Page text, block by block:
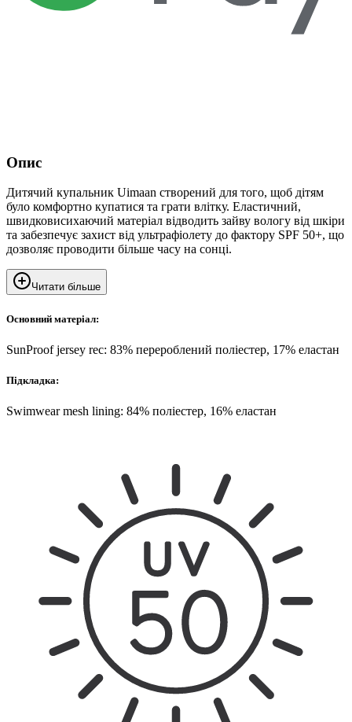
Опис
Дитячий купальник Uimaan створений для того, щоб дітям
було комфортно купатися та грати влітку. Еластичний,
швидковисихаючий матеріал відводить зайву вологу від шкіри
та забезпечує захист від ультрафіолету до фактору SPF 50+, що
дозволяє проводити більше часу на сонці.
Читати більше
Основний матеріал:
SunProof jersey rec: 83% перероблений поліестер, 17% еластан
Підкладка:
Swimwear mesh lining: 84% поліестер, 16% еластан